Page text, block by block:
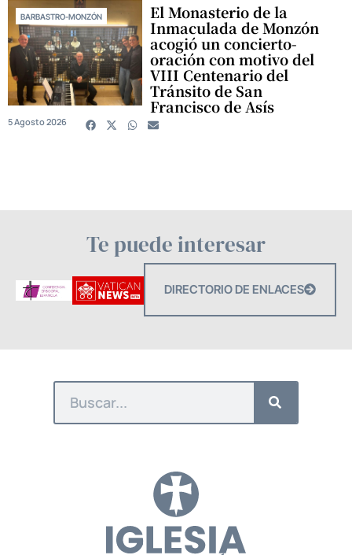
BARBASTRO-MONZÓN El Monasterio de la
Inmaculada de Monzón
acogió un concierto-
oración con motivo del
VIII Centenario del
Tránsito de San
Francisco de Asís
5 Agosto 2026
Te puede interesar
DIRECTORIO DE ENLACES